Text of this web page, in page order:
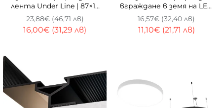
лента Under Line | 87×17
мм | Скрито LED
осветление | 1 метър
16,00€ (31,29 лв)
23,88€ (46,71 лв)
вграждане в земя на LED
2126F | 21×26 мм | 1 метър
| OPAL дифузер
11,10€ (21,71 лв)
16,57€ (32,40 лв)